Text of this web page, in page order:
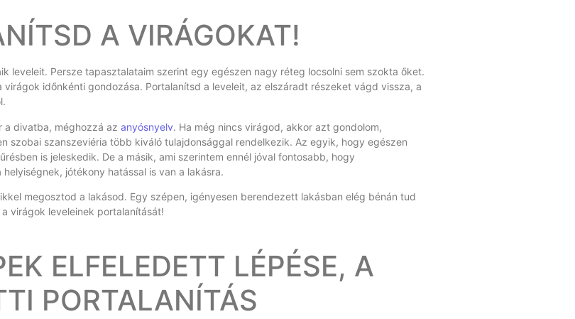
A VIRÁGOKAT!
leveleit. Persze tapasztalataim szerint egy egészen nagy réteg locsolni sem szokta őket.
időnkénti gondozása. Portalanítsd a leveleit, az elszáradt részeket vágd vissza, a
a divatba, méghozzá az anyósnyelv. Ha még nincs virágod, akkor azt gondolom,
szobai szanszeviéria több kiváló tulajdonsággal rendelkezik. Az egyik, hogy egészen
is jeleskedik. De a másik, ami szerintem ennél jóval fontosabb, hogy
jótékony hatással is van a lakásra.
megosztod a lakásod. Egy szépen, igényesen berendezett lakásban elég bénán tud
virágok leveleinek portalanítását!
ELFELEDETT LÉPÉSE, A
PORTALANÍTÁS